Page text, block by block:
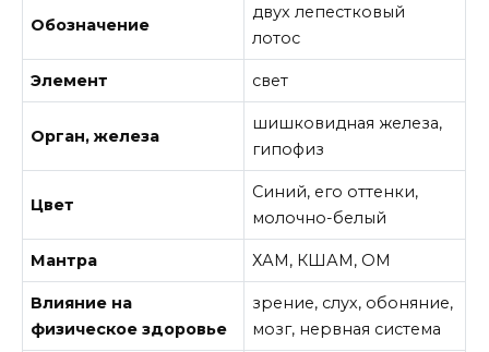
Обозначение
двух лепестковый
лотос
Элемент свет
Орган, железа
шишковидная железа,
гипофиз
Цвет
Синий, его оттенки,
молочно-белый
Мантра ХАМ, КШАМ, ОМ
Влияние на
физическое здоровье
зрение, слух, обоняние,
мозг, нервная система